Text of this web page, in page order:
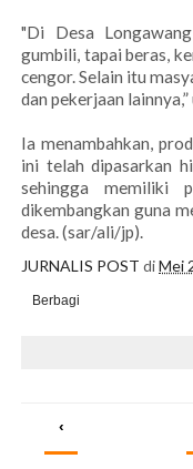
"Di Desa
gumbili, tapai beras,
cengor. Selain itu
dan pekerjaan
Ia menambahkan,
ini telah dipasarkan
sehingga memiliki
dikembangkan guna
desa. (sar/ali/jp).
JURNALIS POST diMei
Berbagi
‹